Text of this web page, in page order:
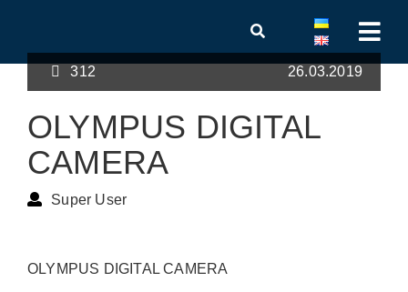
312 26.03.2019
OLYMPUS DIGITAL
CAMERA
Super User
OLYMPUS DIGITAL CAMERA